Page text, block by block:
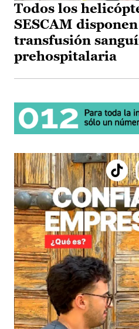
Todos los
SESCAM
transfusión
prehospitalaria